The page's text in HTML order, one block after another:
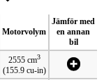
Motorvolym
Jämför med
en annan
bil
2555 cm3
(155.9 cu-in)